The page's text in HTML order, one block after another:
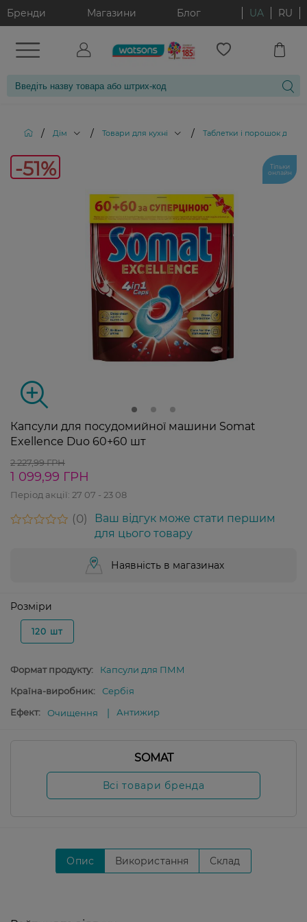
Бренди Магазини Блог UA RU
/ Дім / Товари для кухні / Таблетки і порошок для
-51%
Тільки
онлайн
-51%
Капсули для посудомийної машини Somat
Exellence Duo 60+60 шт
2 227,99 ГРН
1 099,99 ГРН
Період акції: 27 07 - 23 08
0
Ваш відгук може стати першим
для цього товару
Наявність в магазинах
Розміри
120 шт
Формат продукту:
Капсули для ПММ
Країна-виробник:
Сербія
Ефект:
Очищення Антижир
SOMAT
Всі товари бренда
Опис Використання Склад